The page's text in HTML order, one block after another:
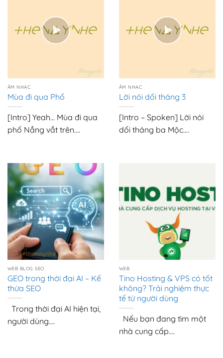
ÂM NHẠC
Mùa đi qua Phố
[Intro] Yeah… Mùa đi qua
phố Nắng vắt trên....
ÂM NHẠC
Lời nói dối tháng 3
[Intro – Spoken] Lời nói
dối tháng ba Mộc....
WEB BLOG SEO
GEO trong thời đại AI – Kế
thừa SEO
Trong thời đại AI hiện tại,
người dùng....
WEB
Tino Hosting & VPS có tốt
không? Trải nghiệm thực
tế từ người dùng
Nếu bạn đang tìm một
nhà cung cấp....